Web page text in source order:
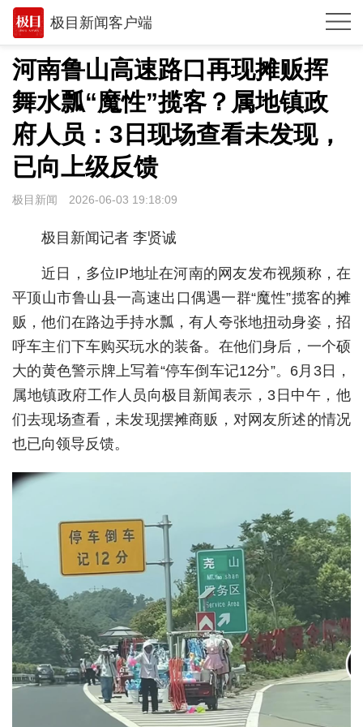
极目新闻客户端
推荐
观点
时政
湖北
武汉
世相
专题
极客圈
经济
城建
科教
房产
消费
创意
文化
河南鲁山高速路口再现摊贩挥
舞水瓢“魔性”揽客？属地镇政
府人员：3日现场查看未发现，
已向上级反馈
极目新闻 2026-06-03 19:18:09
极目新闻记者 李贤诚
近日，多位IP地址在河南的网友发布视频称，在
平顶山市鲁山县一高速出口偶遇一群“魔性”揽客的摊
贩，他们在路边手持水瓢，有人夸张地扭动身姿，招
呼车主们下车购买玩水的装备。在他们身后，一个硕
大的黄色警示牌上写着“停车倒车记12分”。6月3日，
属地镇政府工作人员向极目新闻表示，3日中午，他
们去现场查看，未发现摆摊商贩，对网友所述的情况
也已向领导反馈。